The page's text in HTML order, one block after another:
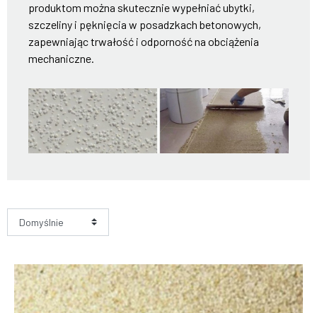
produktom można skutecznie wypełniać ubytki,
szczeliny i pęknięcia w posadzkach betonowych,
zapewniając trwałość i odporność na obciążenia
mechaniczne.